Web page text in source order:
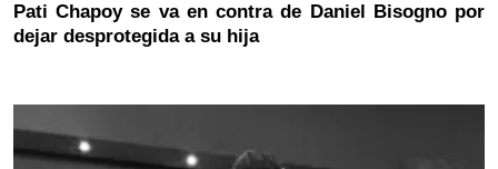
Pati Chapoy se va en contra de Daniel Bisogno por
dejar desprotegida a su hija